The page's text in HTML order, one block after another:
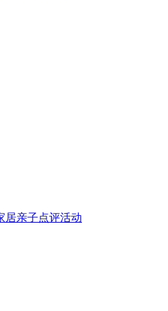
居亲子点评活动